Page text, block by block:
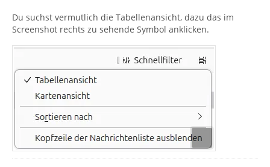
Du suchst vermutlich die Tabellenansicht, dazu das im
Screenshot rechts zu sehende Symbol anklicken.